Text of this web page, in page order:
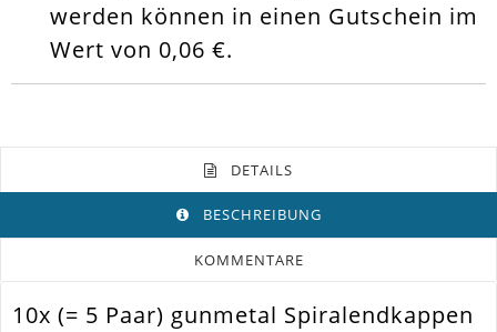
werden können in einen Gutschein im
Wert von 0,06 €.
DETAILS
BESCHREIBUNG
KOMMENTARE
Farbe Gunmetal
10x (= 5 Paar) gunmetal Spiralendkappen